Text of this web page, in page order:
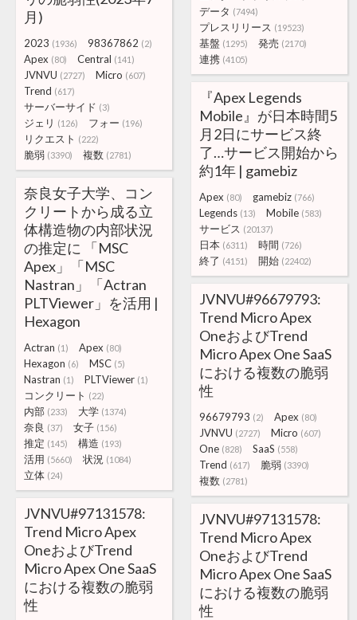
データ (7494)
プレスリリース (19523)
基盤 (1295) 発売 (2170)
連携 (4105)
月)
2023 (1936) 98367862 (2)
Apex (80) Central (141)
JVNVU (2727) Micro (607)
Trend (617)
サーバーサイド (3)
ジェリ (126) フォー (196)
リクエスト (222)
脆弱 (3390) 複数 (2781)
『Apex Legends
Mobile』が日本時間5
月2日にサービス終
了…サービス開始から
約1年 | gamebiz
Apex (80) gamebiz (766)
Legends (13) Mobile (583)
サービス (20137)
日本 (6311) 時間 (726)
終了 (4151) 開始 (22402)
奈良女子大学、コン
クリートから成る立
体構造物の内部状況
の推定に 「MSC
Apex」「MSC
Nastran」「Actran
PLTViewer」を活用 |
Hexagon
Actran (1) Apex (80)
Hexagon (6) MSC (5)
Nastran (1) PLTViewer (1)
コンクリート (22)
内部 (233) 大学 (1374)
奈良 (37) 女子 (156)
推定 (145) 構造 (193)
活用 (5660) 状況 (1084)
立体 (24)
JVNVU#96679793:
Trend Micro Apex
OneおよびTrend
Micro Apex One SaaS
における複数の脆弱
性
96679793 (2) Apex (80)
JVNVU (2727) Micro (607)
One (828) SaaS (558)
Trend (617) 脆弱 (3390)
複数 (2781)
JVNVU#97131578:
Trend Micro Apex
OneおよびTrend
Micro Apex One SaaS
における複数の脆弱
性
JVNVU#97131578:
Trend Micro Apex
OneおよびTrend
Micro Apex One SaaS
における複数の脆弱
性